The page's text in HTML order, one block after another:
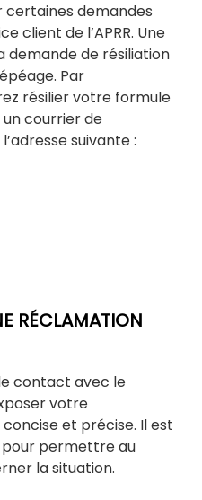
certaines demandes
client de l’APRR. Une
demande de résiliation
Par
résilier votre formule
courrier de
suivante :
RÉCLAMATION
contact avec le
votre
et précise. Il est
pour permettre au
la situation.